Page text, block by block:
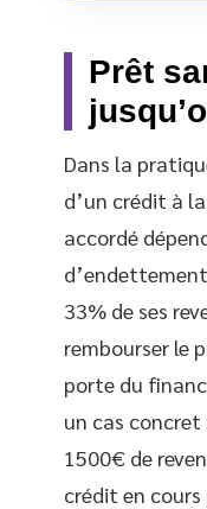
Prêt
Dans la
d’un crédit à
accordé
33% de ses
rembourser le
porte du
un cas
1500€ de
crédit en